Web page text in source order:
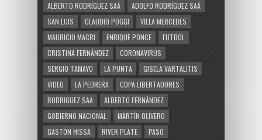
ALBERTO RODRÍGUEZ SAÁ
ADOLFO RODRÍGUEZ SAÁ
SAN LUIS
CLAUDIO POGGI
VILLA MERCEDES
MAURICIO MACRI
ENRIQUE PONCE
FUTBOL
CRISTINA FERNÁNDEZ
CORONAVIRUS
SERGIO TAMAYO
LA PUNTA
GISELA VARTALITIS
VIDEO
LA PEDRERA
COPA LIBERTADORES
RODRIGUEZ SAA
ALBERTO FERNÁNDEZ
GOBIERNO NACIONAL
MARTÍN OLIVERO
GASTÓN HISSA
RIVER PLATE
PASO